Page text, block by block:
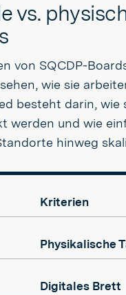
vs.
von SQCDP-
wie sie
besteht darin, wie
werden und wie
hinweg
Kriterien
Physikalische
Digitales Brett